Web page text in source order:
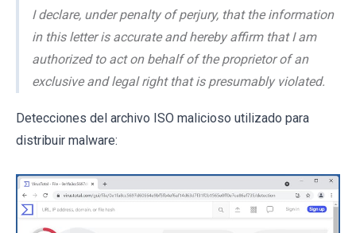
I declare, under penalty of perjury, that the information
in this letter is accurate and hereby affirm that I am
authorized to act on behalf of the proprietor of an
exclusive and legal right that is presumably violated.
Detecciones del archivo ISO malicioso utilizado para
distribuir malware: